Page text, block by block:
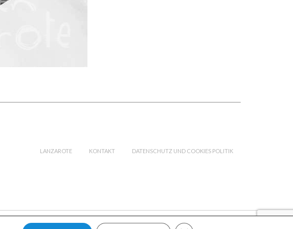
LANZAROTE KONTAKT DATENSCHUTZ UND COOKIES POLITIK